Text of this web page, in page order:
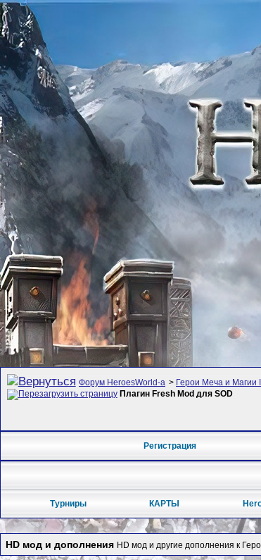
Форум HeroesWorld-а > Герои Меча и Магии
Плагин Fresh Mod для SOD
Регистрация
Турниры КАРТЫ
HD мод и дополнения HD мод и другие дополнения к